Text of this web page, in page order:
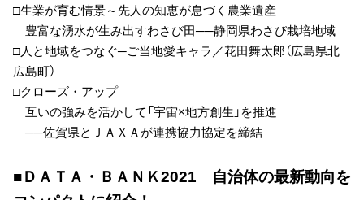
□生業が育む情景～先人の知恵が息づく農業遺産
豊富な湧水が生み出すわさび田──静岡県わさび栽培地域
□人と地域をつなぐ─ご当地愛キャラ／花田舞太郎（広島県北
広島町）
□クローズ・アップ
互いの強みを活かして「宇宙×地方創生」を推進
──佐賀県とＪＡＸＡが連携協力協定を締結
■ＤＡＴＡ・ＢＡＮＫ2021 自治体の最新動向を